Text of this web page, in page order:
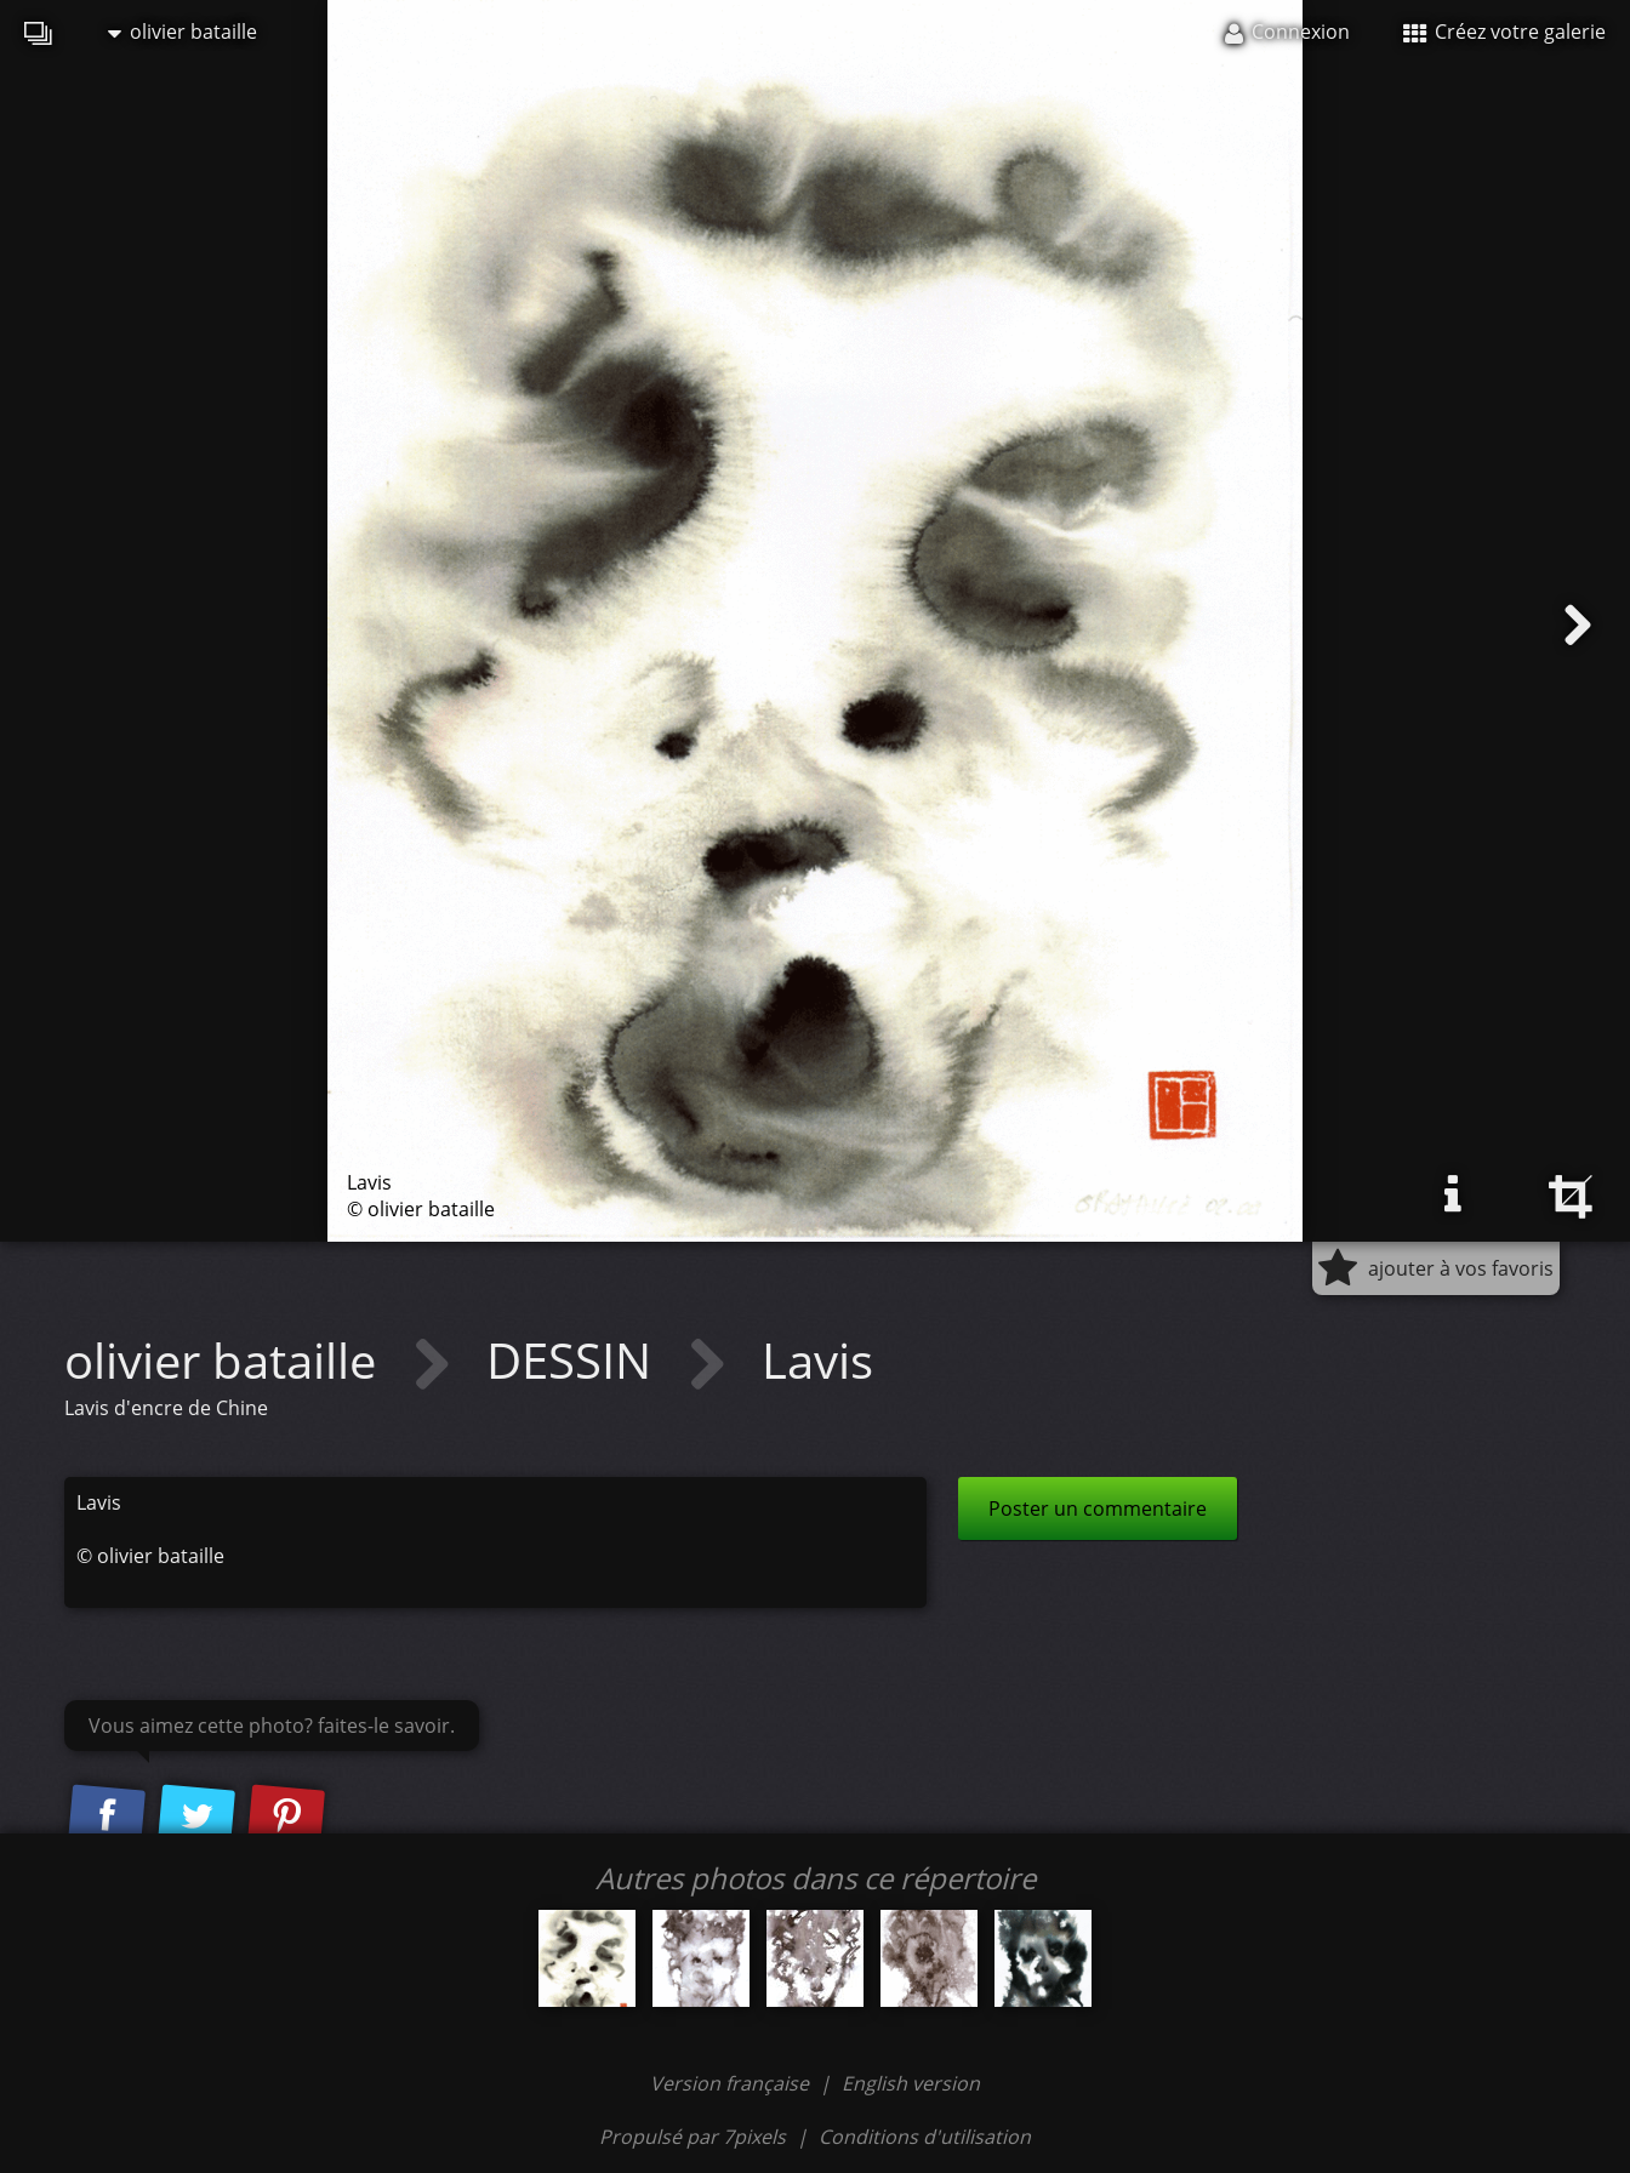
olivier bataille Connexion Créez votre galerie
Lavis
© olivier bataille
ajouter à vos favoris
olivier bataille DESSIN Lavis
Lavis d'encre de Chine
Lavis
© olivier bataille
Poster un commentaire
Vous aimez cette photo? faites-le savoir.
Autres photos dans ce répertoire
Version française | English version
Propulsé par 7pixels | Conditions d'utilisation